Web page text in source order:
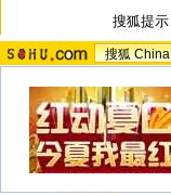
搜狐提
搜狐